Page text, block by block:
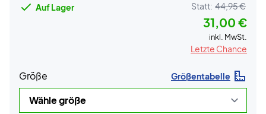
Auf Lager Statt: 44,95 €
31,00 €
inkl. MwSt.
Letzte Chance
Größe Größentabelle